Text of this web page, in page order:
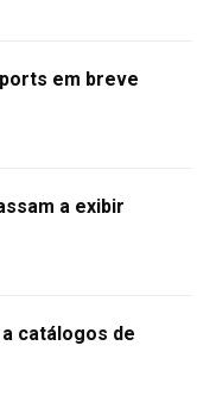
em breve
a exibir
catálogos de